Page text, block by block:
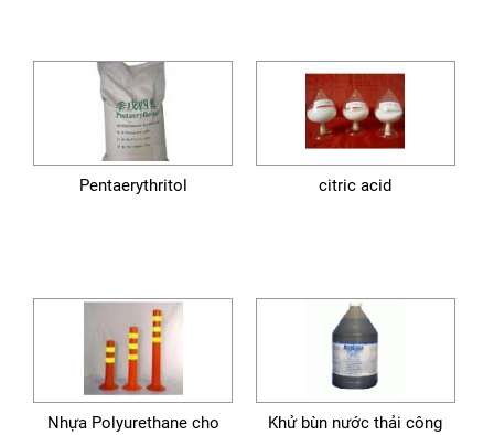
Pentaerythritol citric acid
Nhựa Polyurethane cho
Khử bùn nước thải công